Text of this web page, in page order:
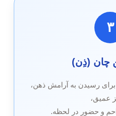
۳
چان (ذِن)
برای رسیدن به آرامش ذهن،
عمیق،
و حضور در لحظه.